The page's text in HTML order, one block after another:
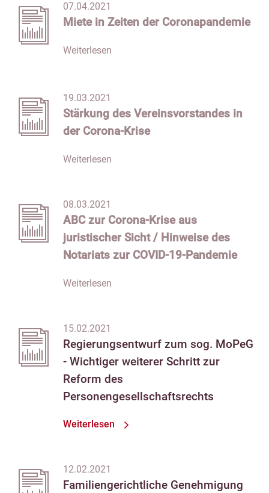
07.04.2021
Miete in Zeiten der Coronapandemie
Weiterlesen
19.03.2021
Stärkung des Vereinsvorstandes in
der Corona-Krise
Weiterlesen
08.03.2021
ABC zur Corona-Krise aus
juristischer Sicht / Hinweise des
Notariats zur COVID-19-Pandemie
Weiterlesen
15.02.2021
Regierungsentwurf zum sog. MoPeG
- Wichtiger weiterer Schritt zur
Reform des
Personengesellschaftsrechts
Weiterlesen
12.02.2021
Familiengerichtliche Genehmigung